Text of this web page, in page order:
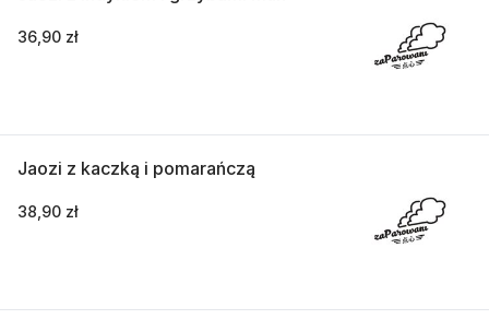
36,90 zł
Jaozi z kaczką i pomarańczą
38,90 zł